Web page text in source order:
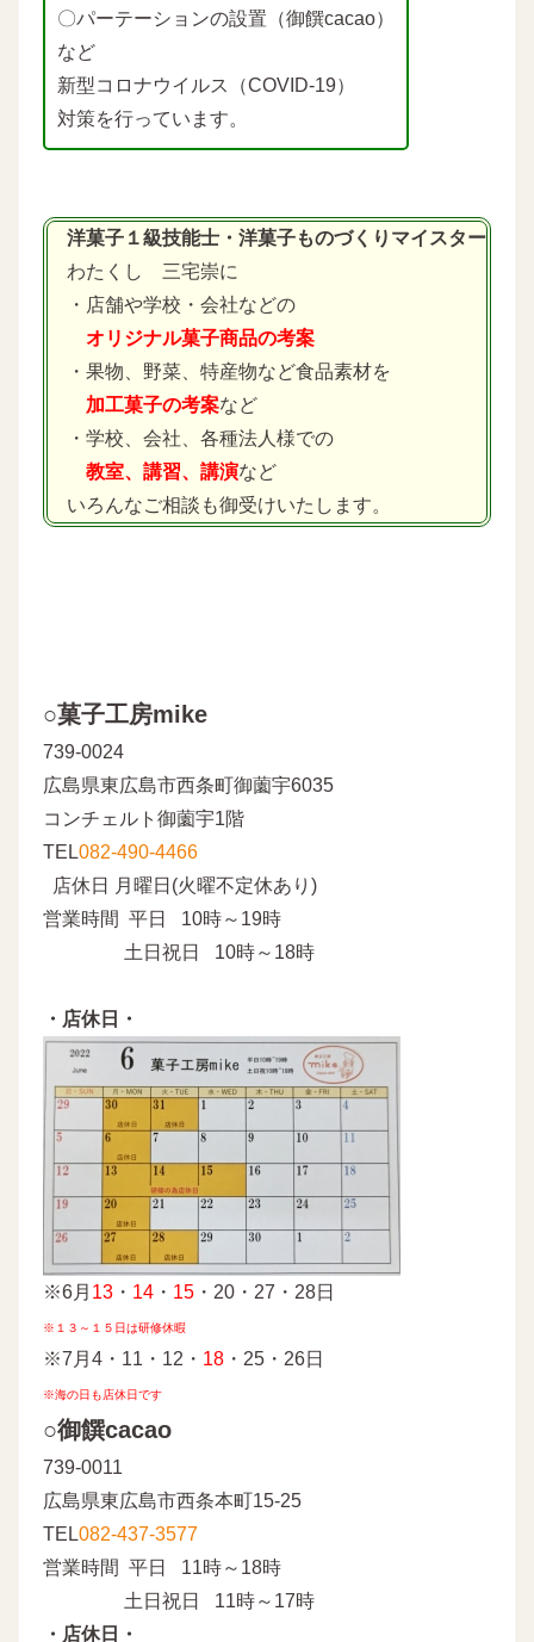
〇パーテーションの設置（御饌cacao）
など
新型コロナウイルス（COVID-19）
対策を行っています。
洋菓子１級技能士・洋菓子ものづくりマイスター
わたくし 三宅崇に
・店舗や学校・会社などの
オリジナル菓子商品の考案
・果物、野菜、特産物など食品素材を
加工菓子の考案など
・学校、会社、各種法人様での
教室、講習、講演など
いろんなご相談も御受けいたします。
○菓子工房mike
739-0024
広島県東広島市西条町御薗宇6035
コンチェルト御薗宇1階
TEL082-490-4466
店休日 月曜日(火曜不定休あり)
営業時間 平日 10時～19時
土日祝日 10時～18時
・店休日・
※6月 13 ・ 14 ・ 15 ・20・27・28日
※１３～１５日は研修休暇
※7月4・11・12・ 18 ・25・26日
※海の日も店休日です
○御饌cacao
739-0011
広島県東広島市西条本町15-25
TEL082-437-3577
営業時間 平日 11時～18時
土日祝日 11時～17時
・店休日・